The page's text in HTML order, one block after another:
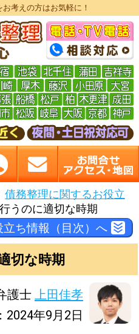
考えの方はお気軽に！
債務整理に関するお役立
うのに適切な時期
立ち情報（目次）へ
切な時期
護士 上田佳孝
2024年9月2日